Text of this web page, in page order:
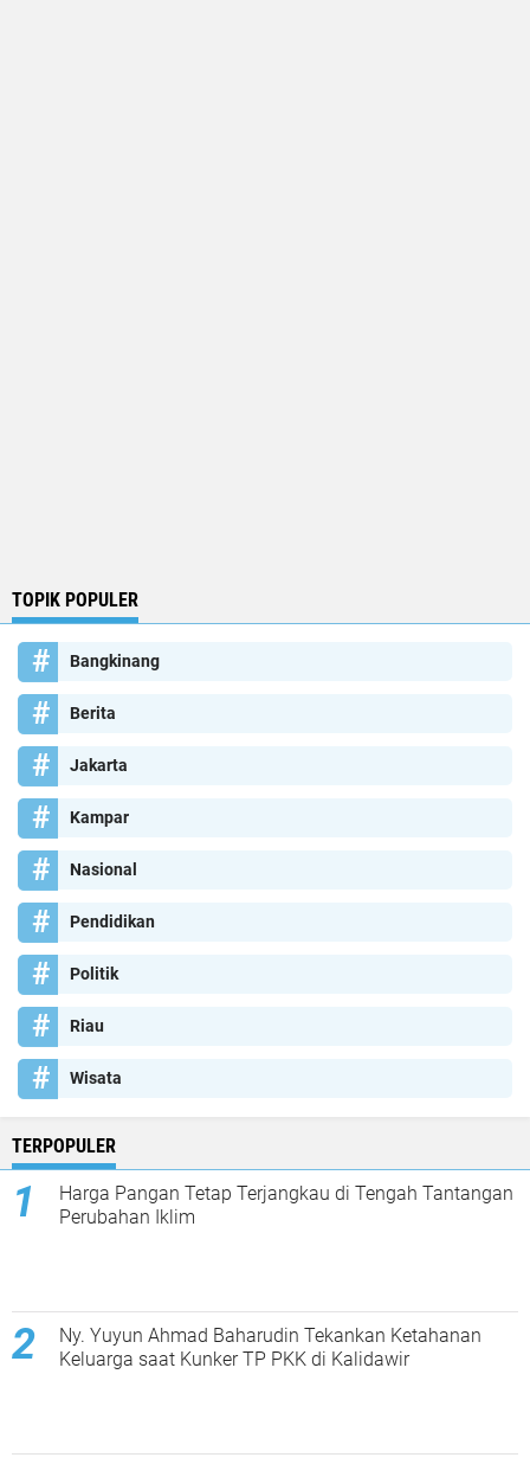
TOPIK POPULER
Bangkinang
Berita
Jakarta
Kampar
Nasional
Pendidikan
Politik
Riau
Wisata
TERPOPULER
Harga Pangan Tetap Terjangkau di Tengah Tantangan
Perubahan Iklim
Ny. Yuyun Ahmad Baharudin Tekankan Ketahanan
Keluarga saat Kunker TP PKK di Kalidawir